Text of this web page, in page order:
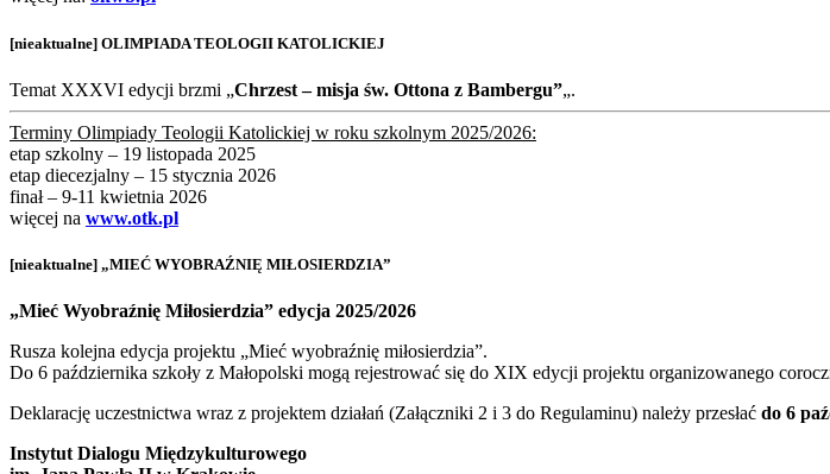
[nieaktualne] OLIMPIADA TEOLOGII KATOLICKIEJ
Temat XXXVI edycji brzmi „Chrzest – misja św. Ottona z Bambergu”„.
Terminy Olimpiady Teologii Katolickiej w roku szkolnym 2025/2026:
etap szkolny – 19 listopada 2025
etap diecezjalny – 15 stycznia 2026
finał – 9-11 kwietnia 2026
więcej na www.otk.pl
[nieaktualne] „MIEĆ WYOBRAŹNIĘ MIŁOSIERDZIA”
„Mieć Wyobraźnię Miłosierdzia” edycja 2025/2026
Rusza kolejna edycja projektu „Mieć wyobraźnię miłosierdzia”.
Do 6 października szkoły z Małopolski mogą rejestrować się do XIX edycji projektu organizowanego
Deklarację uczestnictwa wraz z projektem działań (Załączniki 2 i 3 do Regulaminu) należy przesłać do 6
Instytut Dialogu Międzykulturowego